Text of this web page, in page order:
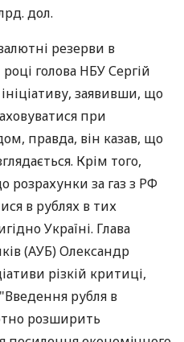
дол.
резерви в
голова НБУ Сергій
заявивши, що
при
правда, він казав, що
Крім того,
розрахунки за газ з РФ
в рублях в тих
Україні. Глава
(АУБ) Олександр
різкій критиці,
рубля в
розширить